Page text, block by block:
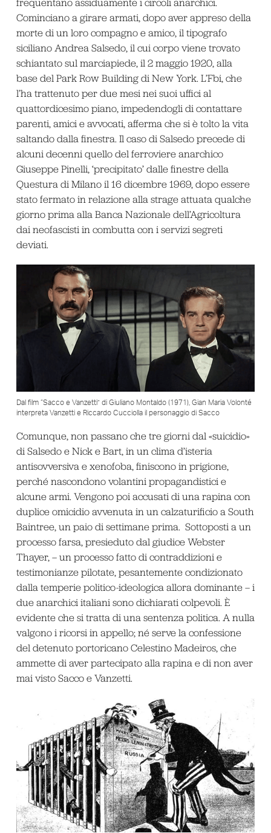
Cominciano a girare armati, dopo aver appreso della
morte di un loro compagno e amico, il tipografo
siciliano Andrea Salsedo, il cui corpo viene trovato
schiantato sul marciapiede, il 2 maggio 1920, alla
base del Park Row Building di New York. L’Fbi, che
l’ha trattenuto per due mesi nei suoi uffici al
quattordicesimo piano, impedendogli di contattare
parenti, amici e avvocati, afferma che si è tolto la vita
saltando dalla finestra. Il caso di Salsedo precede di
alcuni decenni quello del ferroviere anarchico
Giuseppe Pinelli, ‘precipitato’ dalle finestre della
Questura di Milano il 16 dicembre 1969, dopo essere
stato fermato in relazione alla strage attuata qualche
giorno prima alla Banca Nazionale dell’Agricoltura
dai neofascisti in combutta con i servizi segreti
deviati.
Dal film “Sacco e Vanzetti” di Giuliano Montaldo (1971), Gian Maria Volonté
interpreta Vanzetti e Riccardo Cucciolla il personaggio di Sacco
Comunque, non passano che tre giorni dal «suicidio»
di Salsedo e Nick e Bart, in un clima d’isteria
antisovversiva e xenofoba, finiscono in prigione,
perché nascondono volantini propagandistici e
alcune armi. Vengono poi accusati di una rapina con
duplice omicidio avvenuta in un calzaturificio a South
Baintree, un paio di settimane prima. Sottoposti a un
processo farsa, presieduto dal giudice Webster
Thayer, – un processo fatto di contraddizioni e
testimonianze pilotate, pesantemente condizionato
dalla temperie politico-ideologica allora dominante – i
due anarchici italiani sono dichiarati colpevoli. È
evidente che si tratta di una sentenza politica. A nulla
valgono i ricorsi in appello; né serve la confessione
del detenuto portoricano Celestino Madeiros, che
ammette di aver partecipato alla rapina e di non aver
mai visto Sacco e Vanzetti.